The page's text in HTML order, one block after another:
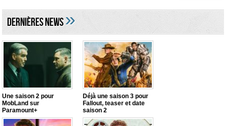
DERNIÈRES NEWS»
Une saison 2 pour
MobLand sur
Paramount+
Déjà une saison 3 pour
Fallout, teaser et date
saison 2